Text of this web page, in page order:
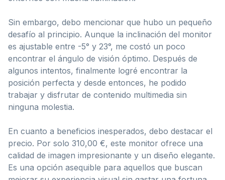
Sin embargo, debo mencionar que hubo un pequeño
desafío al principio. Aunque la inclinación del monitor
es ajustable entre -5° y 23°, me costó un poco
encontrar el ángulo de visión óptimo. Después de
algunos intentos, finalmente logré encontrar la
posición perfecta y desde entonces, he podido
trabajar y disfrutar de contenido multimedia sin
ninguna molestia.
En cuanto a beneficios inesperados, debo destacar el
precio. Por solo 310,00 €, este monitor ofrece una
calidad de imagen impresionante y un diseño elegante.
Es una opción asequible para aquellos que buscan